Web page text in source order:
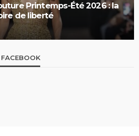
Printemps-Été 2026 : la
de liberté